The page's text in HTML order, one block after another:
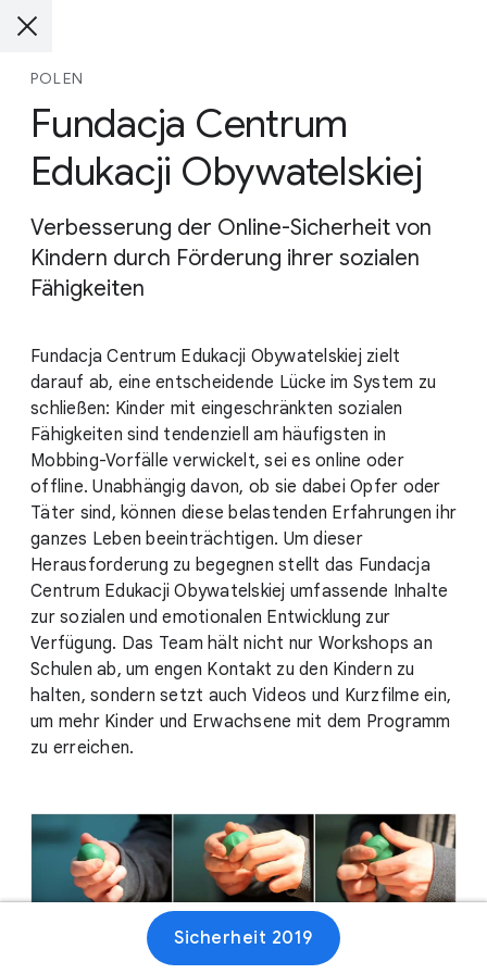
POLEN
Fundacja Centrum
Edukacji Obywatelskiej
Verbesserung der Online-Sicherheit von
Kindern durch Förderung ihrer sozialen
Fähigkeiten
Fundacja Centrum Edukacji Obywatelskiej zielt
darauf ab, eine entscheidende Lücke im System zu
schließen: Kinder mit eingeschränkten sozialen
Fähigkeiten sind tendenziell am häufigsten in
Mobbing-Vorfälle verwickelt, sei es online oder
offline. Unabhängig davon, ob sie dabei Opfer oder
Täter sind, können diese belastenden Erfahrungen ihr
ganzes Leben beeinträchtigen. Um dieser
Herausforderung zu begegnen stellt das Fundacja
Centrum Edukacji Obywatelskiej umfassende Inhalte
zur sozialen und emotionalen Entwicklung zur
Verfügung. Das Team hält nicht nur Workshops an
Schulen ab, um engen Kontakt zu den Kindern zu
halten, sondern setzt auch Videos und Kurzfilme ein,
um mehr Kinder und Erwachsene mit dem Programm
zu erreichen.
Sicherheit 2019